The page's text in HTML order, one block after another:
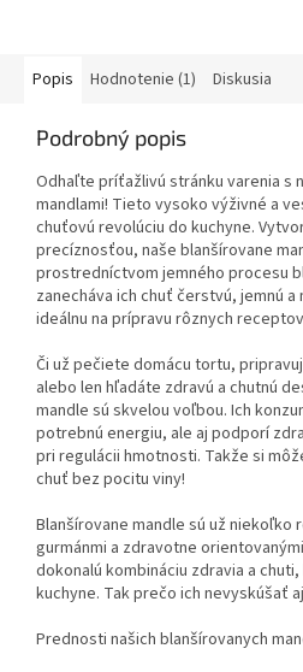
Popis Hodnotenie (1) Diskusia
Podrobný popis
Odhaľte príťažlivú stránku varenia s
mandlami! Tieto vysoko výživné a
chuťovú revolúciu do kuchyne.
precíznosťou, naše blanšírovane
prostredníctvom jemného procesu
zanecháva ich chuť čerstvú, jemnú a
ideálnu na prípravu rôznych
Či už pečiete domácu tortu,
alebo len hľadáte zdravú a chutnú
mandle sú skvelou voľbou. Ich
potrebnú energiu, ale aj podporí
pri regulácii hmotnosti. Takže si
chuť bez pocitu viny!
Blanšírovane mandle sú už niekoľko
gurmánmi a zdravotne
dokonalú kombináciu zdravia a
kuchyne. Tak prečo ich nevyskúšať
Prednosti našich blanšírovanych